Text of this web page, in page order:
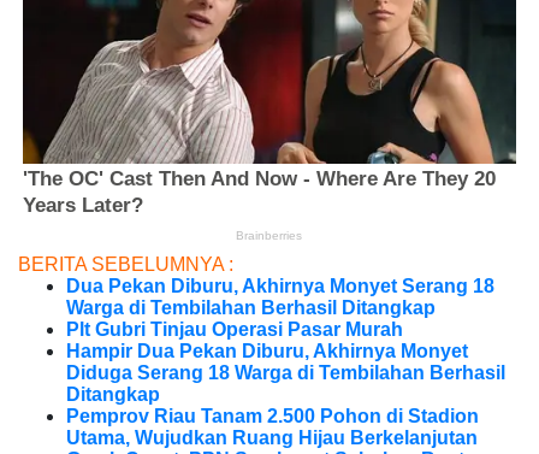
BERITA SEBELUMNYA :
Dua Pekan Diburu, Akhirnya Monyet Serang 18
Warga di Tembilahan Berhasil Ditangkap
Plt Gubri Tinjau Operasi Pasar Murah
Hampir Dua Pekan Diburu, Akhirnya Monyet
Diduga Serang 18 Warga di Tembilahan Berhasil
Ditangkap
Pemprov Riau Tanam 2.500 Pohon di Stadion
Utama, Wujudkan Ruang Hijau Berkelanjutan